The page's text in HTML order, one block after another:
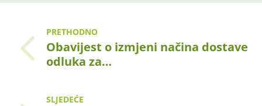
PRETHODNO
Obavijest o izmjeni načina dostave
odluka za…
SLJEDEĆE